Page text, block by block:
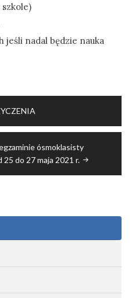
jeśli nadal będzie nauka
ósmoklasisty
do 27 maja 2021 r.